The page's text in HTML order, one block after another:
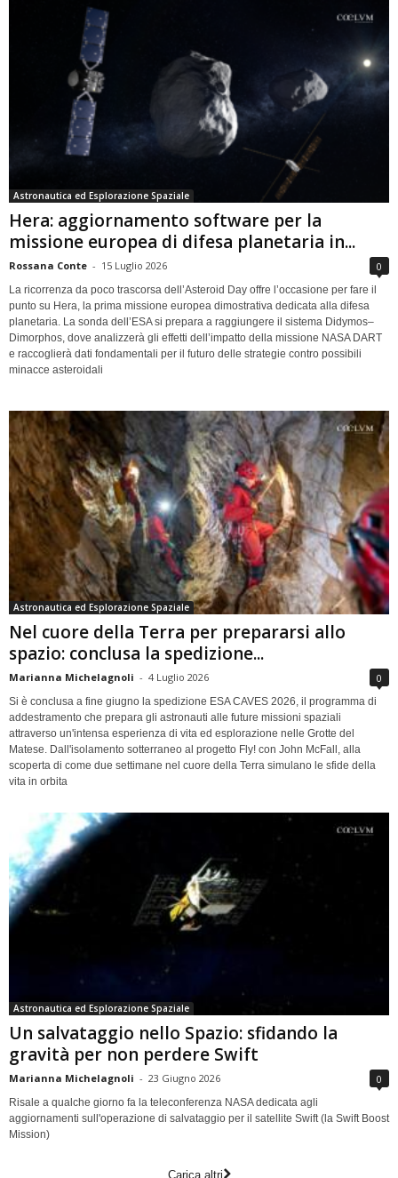
Astronautica ed Esplorazione Spaziale
Hera: aggiornamento software per la
missione europea di difesa planetaria in...
Rossana Conte - 15 Luglio 2026 0
La ricorrenza da poco trascorsa dell’Asteroid Day offre l’occasione per fare il
punto su Hera, la prima missione europea dimostrativa dedicata alla difesa
planetaria. La sonda dell’ESA si prepara a raggiungere il sistema Didymos–
Dimorphos, dove analizzerà gli effetti dell’impatto della missione NASA DART
e raccoglierà dati fondamentali per il futuro delle strategie contro possibili
minacce asteroidali
Astronautica ed Esplorazione Spaziale
Nel cuore della Terra per prepararsi allo
spazio: conclusa la spedizione...
Marianna Michelagnoli - 4 Luglio 2026 0
Si è conclusa a fine giugno la spedizione ESA CAVES 2026, il programma di
addestramento che prepara gli astronauti alle future missioni spaziali
attraverso un'intensa esperienza di vita ed esplorazione nelle Grotte del
Matese. Dall'isolamento sotterraneo al progetto Fly! con John McFall, alla
scoperta di come due settimane nel cuore della Terra simulano le sfide della
vita in orbita
Astronautica ed Esplorazione Spaziale
Un salvataggio nello Spazio: sfidando la
gravità per non perdere Swift
Marianna Michelagnoli - 23 Giugno 2026 0
Risale a qualche giorno fa la teleconferenza NASA dedicata agli
aggiornamenti sull'operazione di salvataggio per il satellite Swift (la Swift Boost
Mission)
Carica altri